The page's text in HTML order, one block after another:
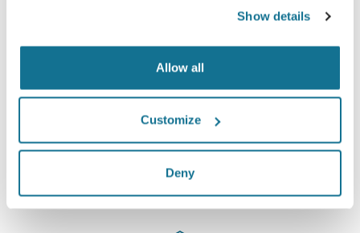
Show details
Allow all
Customize
Deny
プライバシーは守られています。
科の学会からもお勧めされています。